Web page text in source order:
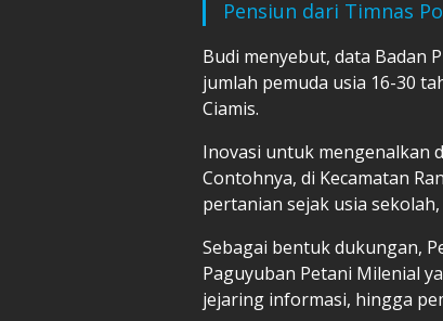
Pensiun dari Timnas
Budi menyebut, data Badan
jumlah pemuda usia 16-30
Ciamis.
Inovasi untuk mengenalkan
Contohnya, di Kecamatan
pertanian sejak usia sekolah,
Sebagai bentuk dukungan,
Paguyuban Petani Milenial
jejaring informasi, hingga